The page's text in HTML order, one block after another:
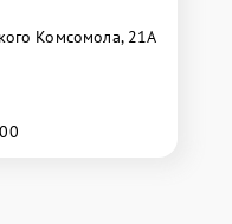
Комсомола, 21А